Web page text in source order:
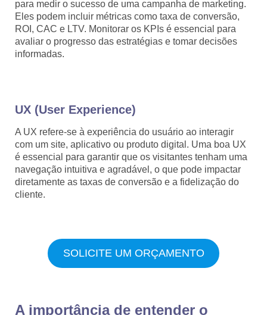
para medir o sucesso de uma campanha de marketing.
Eles podem incluir métricas como taxa de conversão,
ROI, CAC e LTV. Monitorar os KPIs é essencial para
avaliar o progresso das estratégias e tomar decisões
informadas.
UX (User Experience)
A UX refere-se à experiência do usuário ao interagir
com um site, aplicativo ou produto digital. Uma boa UX
é essencial para garantir que os visitantes tenham uma
navegação intuitiva e agradável, o que pode impactar
diretamente as taxas de conversão e a fidelização do
cliente.
SOLICITE UM ORÇAMENTO
A importância de entender o